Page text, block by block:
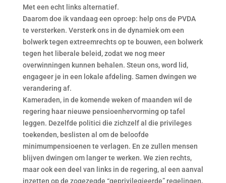
Met een echt links alternatief.
Daarom doe ik vandaag een oproep: help ons de PVDA
te versterken. Versterk ons in de dynamiek om een
bolwerk tegen extreemrechts op te bouwen, een bolwerk
tegen het liberale beleid, zodat we nog meer
overwinningen kunnen behalen. Steun ons, word lid,
engageer je in een lokale afdeling. Samen dwingen we
verandering af.
Kameraden, in de komende weken of maanden wil de
regering haar nieuwe pensioenhervorming op tafel
leggen. Dezelfde politici die zichzelf al die privileges
toekenden, beslisten al om de beloofde
minimumpensioenen te verlagen. En ze zullen mensen
blijven dwingen om langer te werken. We zien rechts,
maar ook een deel van links in de regering, al een aanval
inzetten op de zogezegde “geprivilegieerde” regelingen,